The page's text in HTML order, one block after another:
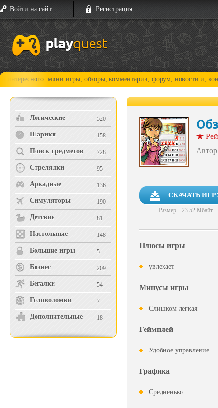
Войти на сайт: Регистрация
мини игры, обзоры, комментарии, форум, новости и, конечно,
Логические 520
Шарики 158
Поиск предметов 728
Стрелялки 95
Аркадные 136
Симуляторы 190
Детские 81
Настольные 148
Большие игры 5
Бизнес 209
Бегалки 54
Головоломки 7
Дополнительные 18
СКАЧАТЬ
Размер – 23.52 Мбайт
Плюсы игры
увлекает
Минусы игры
Слишком легкая
Геймплей
Удобное управление
Графика
Средненько